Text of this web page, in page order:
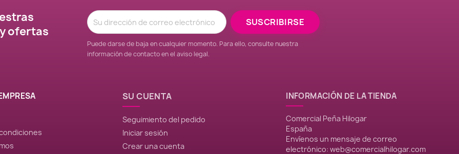
ofertas
Puede darse de baja en cualquier momento. Para ello, consulte nuestra
información de contacto en el aviso legal.
SU CUENTA
Seguimiento del pedido
Iniciar sesión
Crear una cuenta
INFORMACIÓN DE LA TIENDA
Comercial Peña Hilogar
España
Envíenos un mensaje de correo
electrónico:web@comercialhilogar.com